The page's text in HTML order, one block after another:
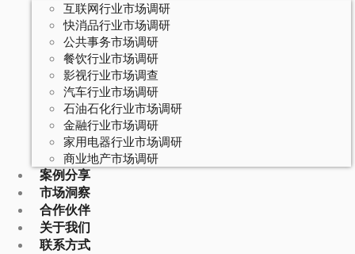
互联网行业市场调研
快消品行业市场调研
公共事务市场调研
餐饮行业市场调研
影视行业市场调查
汽车行业市场调研
石油石化行业市场调研
金融行业市场调研
家用电器行业市场调研
商业地产市场调研
案例分享
市场洞察
合作伙伴
关于我们
联系方式